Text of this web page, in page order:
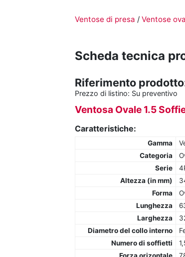
Ventose di presa / Ventose
Scheda tecnica
Riferimento
Prezzo di listino: Su preventivo
Ventosa Ovale 1.5
Caratteristiche:
Gamma
Categoria
Serie
Altezza (in mm)
Forma
Lunghezza
Larghezza
Diametro del collo interno
Numero di soffietti